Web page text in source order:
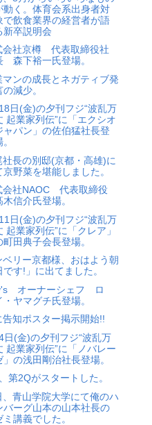
動く。体育会系出身者対
で飲食業界の経営者が語
新卒説明会
会社京樽 代表取締役社
森下裕一氏登場。
マンの成長とネガティブ発
の減少。
日(金)の夕刊フジ“波乱万
起業家列伝”に「エクシオ
ャパン」の佐伯猛社長登
社長の別邸(京都・高雄)に
京野菜を堪能しました。
会社NAOC 代表取締役
木信介氏登場。
日(金)の夕刊フジ“波乱万
起業家列伝”に「クレア」
町田典子会長登場。
ベリー京都様、おはよう朝
です!」に出てました。
オーナーシェフ ロ
・ヤマグチ氏登場。
告知ポスター掲示開始!!
日(金)の夕刊フジ“波乱万
起業家列伝”に「ノバレー
」の浅田剛治社長登場。
第2Qがスタートした。
、青山学院大学にて俺のハ
バーグ山本の山本社長の
ミ講義でした。